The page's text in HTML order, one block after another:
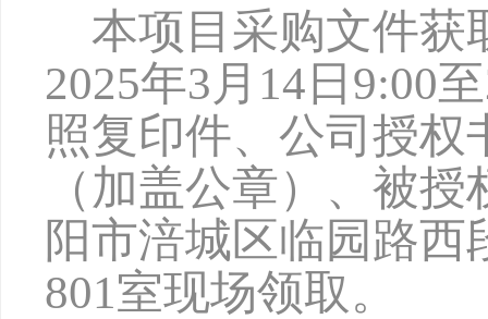
本项目采购文件获
2025年3 月 14 日 9:00
照复印件、公司授
（加盖公章）、被
阳市涪城区临园路
801室现场领取。